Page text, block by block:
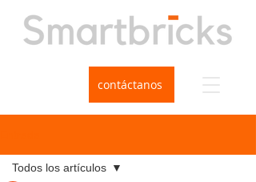
contáctanos
Todos los artículos